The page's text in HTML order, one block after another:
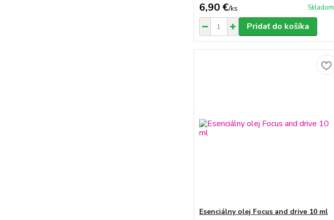
6,90 €/ks Skladom
Pridať do košíka
Esenciálny olej Focus and drive 10 ml